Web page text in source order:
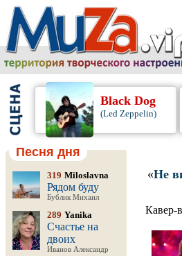
Black Dog
(Led Zeppelin)
Песня дня
319 Miloslavna
Рядом буду
Бублик Михаил
289 Yanika
Счастье на
двоих
Иванов Александр
«Не
Кавер-